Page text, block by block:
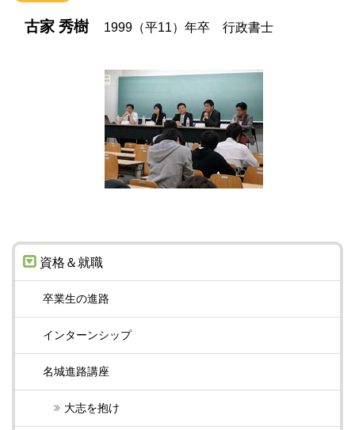
古家 秀樹 1999（平11）年卒 行政書士
資格＆就職
卒業生の進路
インターンシップ
名城進路講座
大志を抱け